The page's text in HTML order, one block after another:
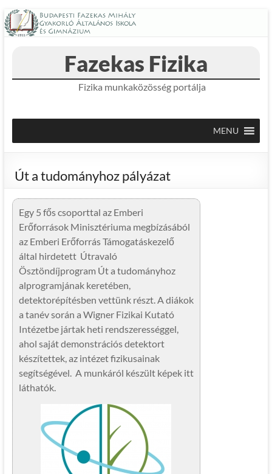
Skip
to
content
Fazekas Fizika
Fizika munkaközösség portálja
MENU
Út a tudományhoz pályázat
Egy 5 fős csoporttal az Emberi
Erőforrások Minisztériuma megbízásából
az Emberi Erőforrás Támogatáskezelő
által hirdetett Útravaló
Ösztöndíjprogram Út a tudományhoz
alprogramjának keretében,
detektorépítésben vettünk részt. A diákok
a tanév során a Wigner Fizikai Kutató
Intézetbe jártak heti rendszerességgel,
ahol saját demonstrációs detektort
készítettek, az intézet fizikusainak
segítségével. A munkáról készült képek itt
láthatók.